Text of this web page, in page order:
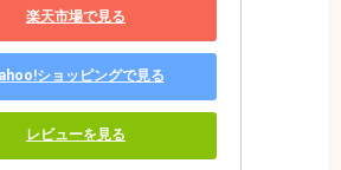
楽天市場で見る
ショッピングで見る
レビューを見る